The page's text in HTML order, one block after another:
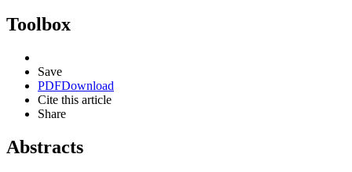
Toolbox
Save
PDFDownload
Cite this article
Share
Abstracts